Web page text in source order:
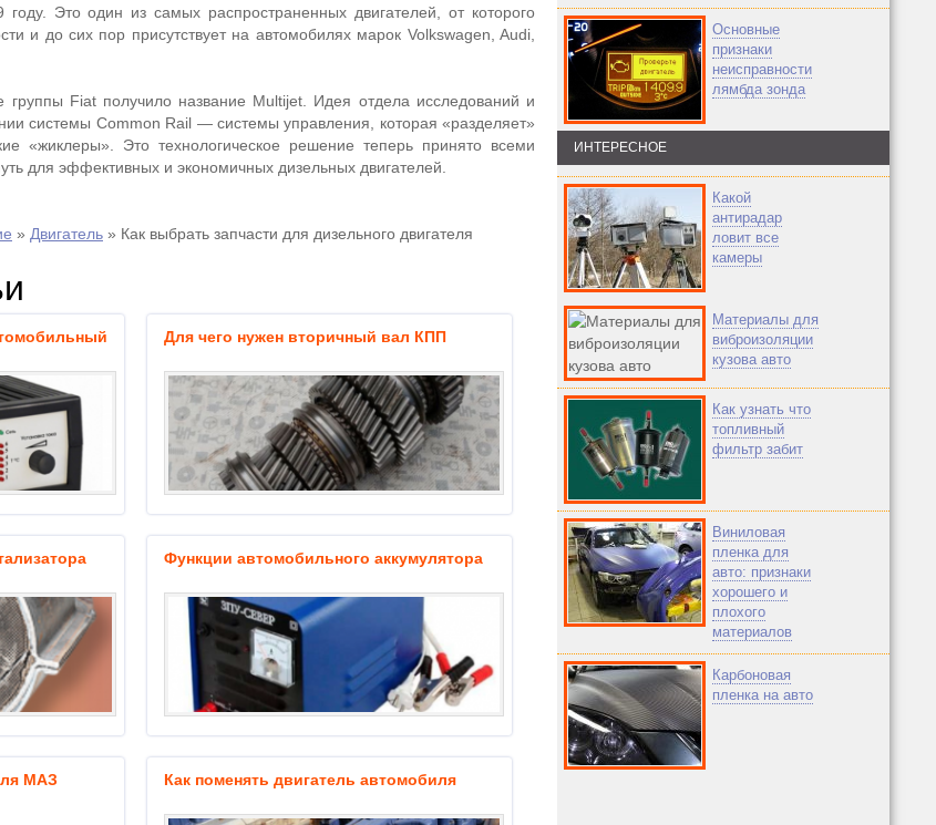
Это один из самых распространенных двигателей, от которого
и до сих пор присутствует на автомобилях марок Volkswagen, Audi,
группы Fiat получило название Multijet. Идея отдела исследований и
системы Common Rail — системы управления, которая «разделяет»
«жиклеры». Это технологическое решение теперь принято всеми
для эффективных и экономичных дизельных двигателей.
» Двигатель » Как выбрать запчасти для дизельного двигателя
Для чего нужен вторичный вал КПП
Функции автомобильного аккумулятора
МАЗ Как поменять двигатель автомобиля
Основные
признаки
неисправности
лямбда зонда
ИНТЕРЕСНОЕ
Какой
антирадар
ловит все
камеры
Материалы для
виброизоляции
кузова авто
Как узнать что
топливный
фильтр забит
Виниловая
пленка для
авто: признаки
хорошего и
плохого
материалов
Карбоновая
пленка на авто